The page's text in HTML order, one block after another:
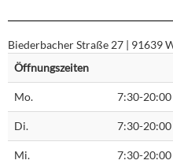
Biederbacher Straße 27 | 91639
Öffnungszeiten
Mo. 7:30-20:00
Di. 7:30-20:00
Mi. 7:30-20:00